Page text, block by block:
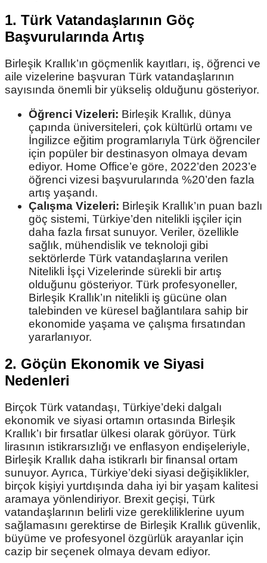
1. Türk Vatandaşlarının Göç
Başvurularında Artış
Birleşik Krallık’ın göçmenlik kayıtları, iş, öğrenci ve
aile vizelerine başvuran Türk vatandaşlarının
sayısında önemli bir yükseliş olduğunu gösteriyor.
Öğrenci Vizeleri: Birleşik Krallık, dünya
çapında üniversiteleri, çok kültürlü ortamı ve
İngilizce eğitim programlarıyla Türk öğrenciler
için popüler bir destinasyon olmaya devam
ediyor. Home Office’e göre, 2022’den 2023’e
öğrenci vizesi başvurularında %20’den fazla
artış yaşandı.
Çalışma Vizeleri: Birleşik Krallık’ın puan bazlı
göç sistemi, Türkiye’den nitelikli işçiler için
daha fazla fırsat sunuyor. Veriler, özellikle
sağlık, mühendislik ve teknoloji gibi
sektörlerde Türk vatandaşlarına verilen
Nitelikli İşçi Vizelerinde sürekli bir artış
olduğunu gösteriyor. Türk profesyoneller,
Birleşik Krallık’ın nitelikli iş gücüne olan
talebinden ve küresel bağlantılara sahip bir
ekonomide yaşama ve çalışma fırsatından
yararlanıyor.
2. Göçün Ekonomik ve Siyasi
Nedenleri
Birçok Türk vatandaşı, Türkiye’deki dalgalı
ekonomik ve siyasi ortamın ortasında Birleşik
Krallık’ı bir fırsatlar ülkesi olarak görüyor. Türk
lirasının istikrarsızlığı ve enflasyon endişeleriyle,
Birleşik Krallık daha istikrarlı bir finansal ortam
sunuyor. Ayrıca, Türkiye’deki siyasi değişiklikler,
birçok kişiyi yurtdışında daha iyi bir yaşam kalitesi
aramaya yönlendiriyor. Brexit geçişi, Türk
vatandaşlarının belirli vize gerekliliklerine uyum
sağlamasını gerektirse de Birleşik Krallık güvenlik,
büyüme ve profesyonel özgürlük arayanlar için
cazip bir seçenek olmaya devam ediyor.